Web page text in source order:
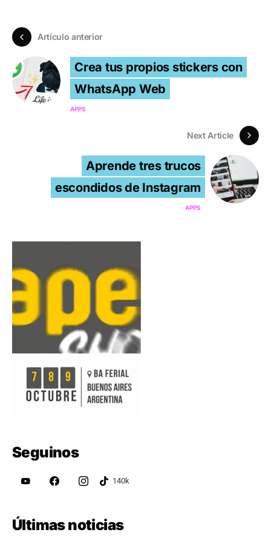
Artículo anterior
Crea tus propios stickers con
WhatsApp Web
APPS
Next Article
Aprende tres trucos
escondidos de Instagram
APPS
Seguinos
Últimas noticias